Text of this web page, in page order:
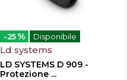
-25 % Disponibile
Ld systems
LD SYSTEMS D 909 -
Protezione ...